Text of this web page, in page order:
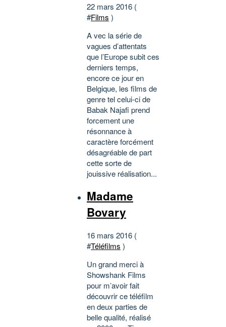
22 mars 2016 (
#Films )
A vec la série de
vagues d’attentats
que l’Europe subit ces
derniers temps,
encore ce jour en
Belgique, les films de
genre tel celui-ci de
Babak Najafi prend
forcement une
résonnance à
caractère forcément
désagréable de part
cette sorte de
jouissive réalisation...
Madame
Bovary
16 mars 2016 (
#Téléfilms )
Un grand merci à
Showshank Films
pour m’avoir fait
découvrir ce téléfilm
en deux parties de
belle qualité, réalisé